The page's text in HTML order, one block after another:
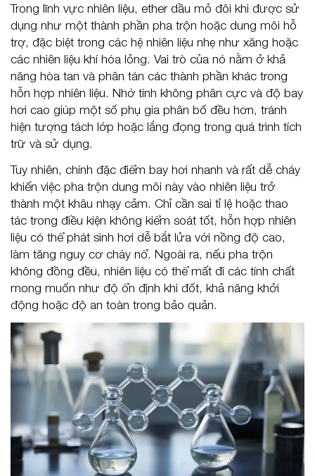
Trong lĩnh vực nhiên liệu, ether dầu mỏ đôi khi được sử
dụng như một thành phần pha trộn hoặc dung môi hỗ
trợ, đặc biệt trong các hệ nhiên liệu nhẹ như xăng hoặc
các nhiên liệu khí hóa lỏng. Vai trò của nó nằm ở khả
năng hòa tan và phân tán các thành phần khác trong
hỗn hợp nhiên liệu. Nhờ tính không phân cực và độ bay
hơi cao giúp một số phụ gia phân bố đều hơn, tránh
hiện tượng tách lớp hoặc lắng đọng trong quá trình tích
trữ và sử dụng.
Tuy nhiên, chính đặc điểm bay hơi nhanh và rất dễ cháy
khiến việc pha trộn dung môi này vào nhiên liệu trở
thành một khâu nhạy cảm. Chỉ cần sai tỉ lệ hoặc thao
tác trong điều kiện không kiểm soát tốt, hỗn hợp nhiên
liệu có thể phát sinh hơi dễ bắt lửa với nồng độ cao,
làm tăng nguy cơ cháy nổ. Ngoài ra, nếu pha trộn
không đồng đều, nhiên liệu có thể mất đi các tính chất
mong muốn như độ ổn định khi đốt, khả năng khởi
động hoặc độ an toàn trong bảo quản.